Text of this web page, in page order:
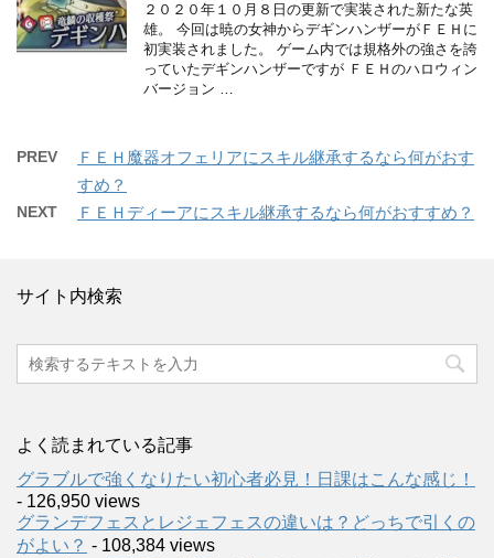
２０２０年１０月８日の更新で実装された新たな英
雄。 今回は暁の女神からデギンハンザーがＦＥＨに
初実装されました。 ゲーム内では規格外の強さを誇
っていたデギンハンザーですが ＦＥＨのハロウィン
バージョン …
PREV
ＦＥＨ魔器オフェリアにスキル継承するなら何がおす
すめ？
NEXT ＦＥＨディーアにスキル継承するなら何がおすすめ？
サイト内検索
よく読まれている記事
グラブルで強くなりたい初心者必見！日課はこんな感じ！
- 126,950 views
グランデフェスとレジェフェスの違いは？どっちで引くの
がよい？ - 108,384 views